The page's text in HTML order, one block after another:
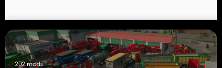
202 mods